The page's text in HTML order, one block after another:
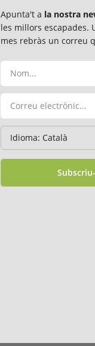
Apunta't a la nostra
les millors escapades.
mes rebràs un correu